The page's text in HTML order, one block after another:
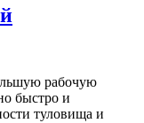
рабочую
быстро и
туловища и